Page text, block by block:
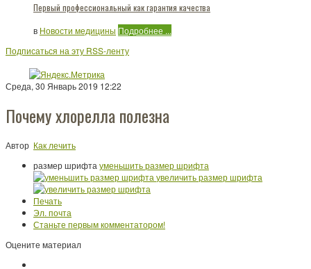
Первый профессиональный как гарантия качества
в Новости медицины Подробнее ...
Подписаться на эту RSS-ленту
Среда, 30 Январь 2019 12:22
Почему хлорелла полезна
Автор Как лечить
размер шрифта уменьшить размер шрифта
увеличить размер шрифта
Печать
Эл. почта
Станьте первым комментатором!
Оцените материал